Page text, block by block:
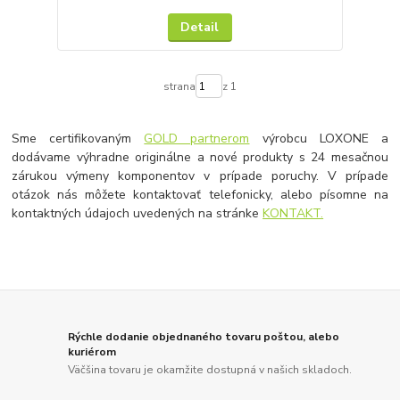
Detail
strana z 1
Sme certifikovaným GOLD partnerom výrobcu LOXONE a
dodávame výhradne originálne a nové produkty s 24 mesačnou
zárukou výmeny komponentov v prípade poruchy. V prípade
otázok nás môžete kontaktovať telefonicky, alebo písomne na
kontaktných údajoch uvedených na stránkeKONTAKT.
Rýchle dodanie objednaného tovaru poštou, alebo
kuriérom
Väčšina tovaru je okamžite dostupná v našich skladoch.